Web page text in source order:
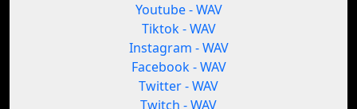
Youtube - WAV
Tiktok - WAV
Instagram - WAV
Facebook - WAV
Twitter - WAV
Twitch - WAV